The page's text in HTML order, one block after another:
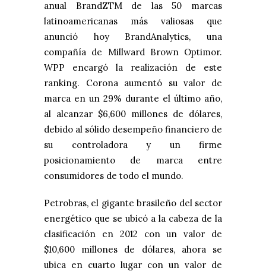
anual BrandZTM de las 50 marcas
latinoamericanas más valiosas que
anunció hoy BrandAnalytics, una
compañía de Millward Brown Optimor.
WPP encargó la realización de este
ranking. Corona aumentó su valor de
marca en un 29% durante el último año,
al alcanzar $6,600 millones de dólares,
debido al sólido desempeño financiero de
su controladora y un firme
posicionamiento de marca entre
consumidores de todo el mundo.
Petrobras, el gigante brasileño del sector
energético que se ubicó a la cabeza de la
clasificación en 2012 con un valor de
$10,600 millones de dólares, ahora se
ubica en cuarto lugar con un valor de